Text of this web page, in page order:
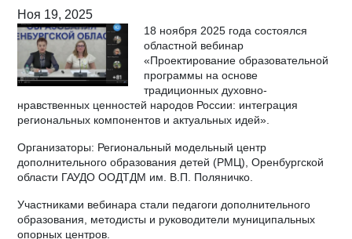
Ноя 19, 2025
18 ноября 2025 года состоялся
областной вебинар
«Проектирование образовательной
программы на основе
традиционных духовно-
нравственных ценностей народов России: интеграция
региональных компонентов и актуальных идей».
Организаторы: Региональный модельный центр
дополнительного образования детей (РМЦ), Оренбургской
области ГАУДО ООДТДМ им. В.П. Поляничко.
Участниками вебинара стали педагоги дополнительного
образования, методисты и руководители муниципальных
опорных центров.